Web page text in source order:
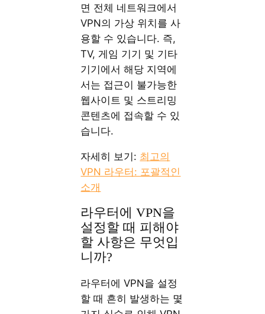
면 전체 네트워크에서
VPN의 가상 위치를 사
용할 수 있습니다. 즉,
TV, 게임 기기 및 기타
기기에서 해당 지역에
서는 접근이 불가능한
웹사이트 및 스트리밍
콘텐츠에 접속할 수 있
습니다.
자세히 보기: 최고의
VPN 라우터: 포괄적인
소개
라우터에 VPN을
설정할 때 피해야
할 사항은 무엇입
니까?
라우터에 VPN을 설정
할 때 흔히 발생하는 몇